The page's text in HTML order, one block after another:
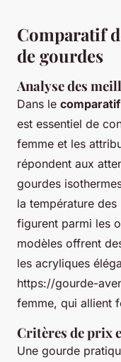
Comparatif
de gourdes
Analyse des
Dans le
est essentiel de
femme et les
répondent aux
gourdes
la température
figurent parmi les
modèles offrent
les acryliques
https://gourde-
femme, qui allient
Critères de prix
Une gourde